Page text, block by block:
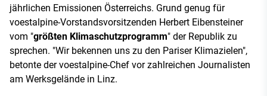
jährlichen Emissionen Österreichs. Grund genug für
voestalpine-Vorstandsvorsitzenden Herbert Eibensteiner
vom "größten Klimaschutzprogramm" der Republik zu
sprechen. "Wir bekennen uns zu den Pariser Klimazielen",
betonte der voestalpine-Chef vor zahlreichen Journalisten
am Werksgelände in Linz.